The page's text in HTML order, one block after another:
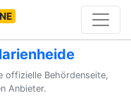
offizielle Behördenseite,
Anbieter.